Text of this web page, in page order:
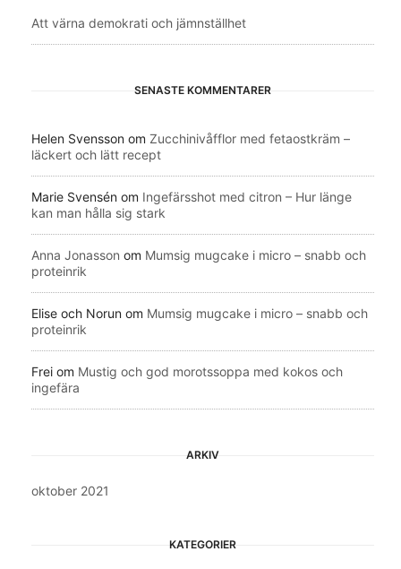
Att värna demokrati och jämnställhet
SENASTE KOMMENTARER
Helen Svensson om Zucchinivåfflor med fetaostkräm –
läckert och lätt recept
Marie Svensén om Ingefärsshot med citron – Hur länge
kan man hålla sig stark
Anna Jonasson om Mumsig mugcake i micro – snabb och
proteinrik
Elise och Norun om Mumsig mugcake i micro – snabb och
proteinrik
Frei om Mustig och god morotssoppa med kokos och
ingefära
ARKIV
oktober 2021
KATEGORIER